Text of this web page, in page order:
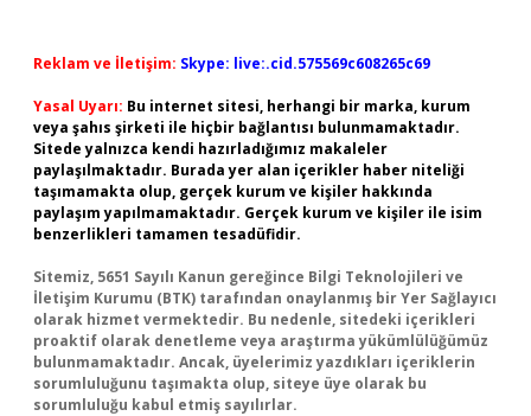
Reklam ve İletişim: Skype: live:.cid.575569c608265c69
Yasal Uyarı: Bu internet sitesi, herhangi bir marka, kurum
veya şahıs şirketi ile hiçbir bağlantısı bulunmamaktadır.
Sitede yalnızca kendi hazırladığımız makaleler
paylaşılmaktadır. Burada yer alan içerikler haber niteliği
taşımamakta olup, gerçek kurum ve kişiler hakkında
paylaşım yapılmamaktadır. Gerçek kurum ve kişiler ile isim
benzerlikleri tamamen tesadüfidir.
Sitemiz, 5651 Sayılı Kanun gereğince Bilgi Teknolojileri ve
İletişim Kurumu (BTK) tarafından onaylanmış bir Yer Sağlayıcı
olarak hizmet vermektedir. Bu nedenle, sitedeki içerikleri
proaktif olarak denetleme veya araştırma yükümlülüğümüz
bulunmamaktadır. Ancak, üyelerimiz yazdıkları içeriklerin
sorumluluğunu taşımakta olup, siteye üye olarak bu
sorumluluğu kabul etmiş sayılırlar.